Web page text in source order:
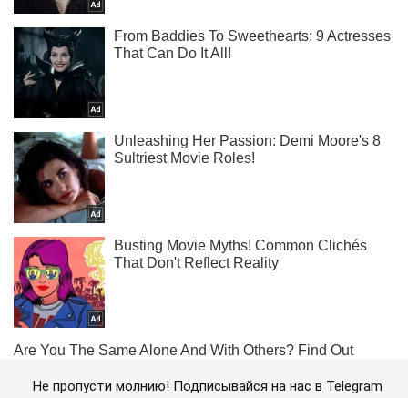
Не пропусти молнию! Подписывайся на нас в Telegram